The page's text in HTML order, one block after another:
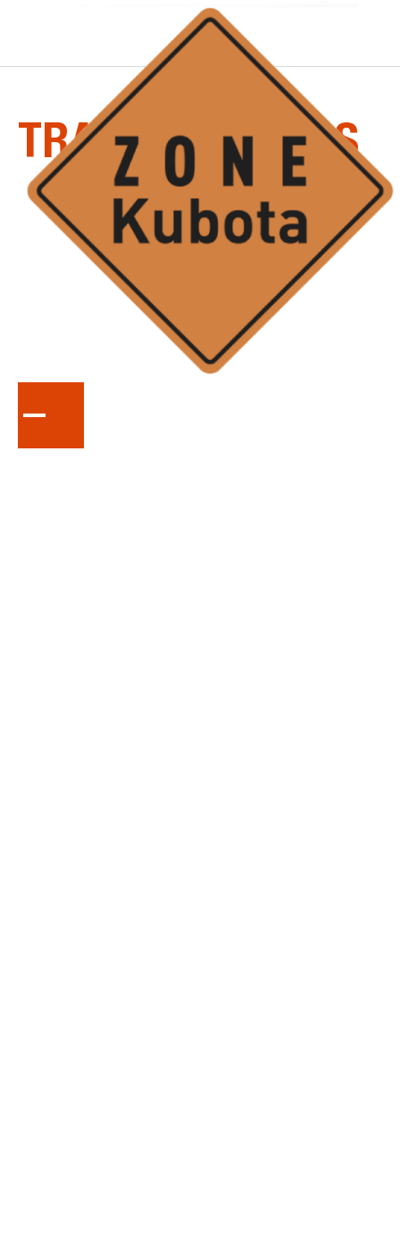
KUBOTA
TRANSPORTEURS
Si vous recherchez une traction hors pair, une
capacité de charge et une puissance de
déversement inégalées, choisissez les
transporteurs Kubota.